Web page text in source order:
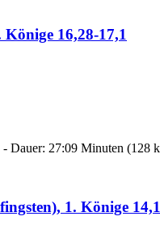
16,28-17,1
Dauer: 27:09 Minuten (128
1. Könige